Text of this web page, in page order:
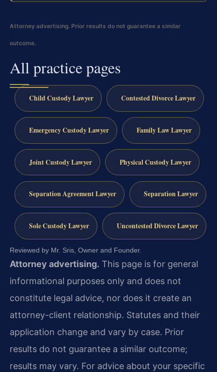
Attorney advertising. Prior results do not guarantee a similar
outcome.
All practice pages
Child Custody Lawyer Contested Divorce Lawyer
Emergency Custody Lawyer Family Law Lawyer
Joint Custody Lawyer Physical Custody Lawyer
Separation Agreement Lawyer Separation Lawyer
Sole Custody Lawyer Uncontested Divorce Lawyer
Reviewed by Mr. Sris, Owner and Founder.
Attorney advertising. This page is for general
informational purposes only and does not
constitute legal advice, nor does it create an
attorney-client relationship. Statutes and their
application change and vary by case. Prior
results do not guarantee a similar outcome;
results may vary. For advice about your specific